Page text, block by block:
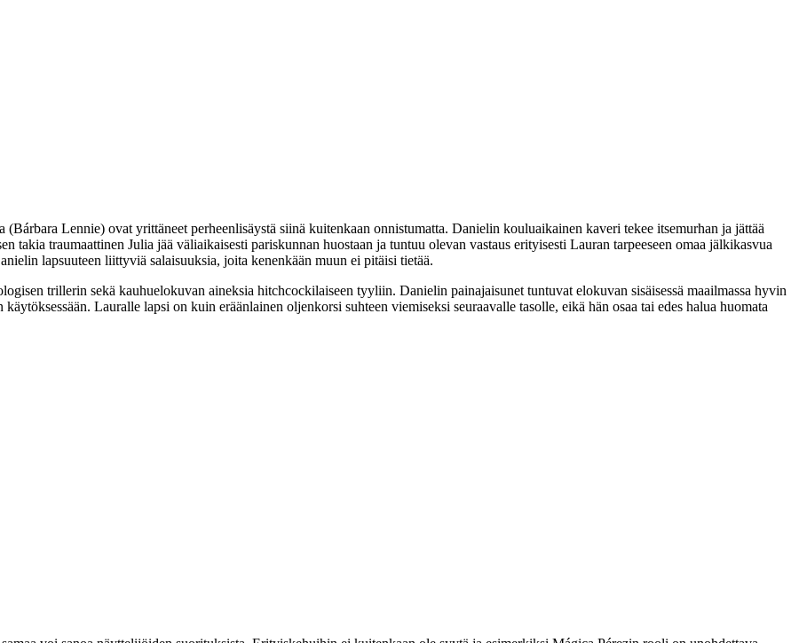
(Bárbara Lennie) ovat yrittäneet perheenlisäystä siinä kuitenkaan onnistumatta. Danielin kouluaikainen kaveri tekee itsemurhan ja jättää
takia traumaattinen Julia jää väliaikaisesti pariskunnan huostaan ja tuntuu olevan vastaus erityisesti Lauran tarpeeseen omaa jälkikasvua
lapsuuteen liittyviä salaisuuksia, joita kenenkään muun ei pitäisi tietää.
trillerin sekä kauhuelokuvan aineksia hitchcockilaiseen tyyliin. Danielin painajaisunet tuntuvat elokuvan sisäisessä maailmassa hyvin
Lauralle lapsi on kuin eräänlainen oljenkorsi suhteen viemiseksi seuraavalle tasolle, eikä hän osaa tai edes halua huomata